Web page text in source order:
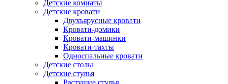
Детские комнаты
Детские кровати
Двухъярусные кровати
Кровати-домики
Кровати-машинки
Кровати-тахты
Односпальные кровати
Детские столы
Детские стулья
Растущие стулья